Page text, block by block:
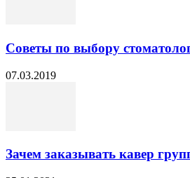
Советы по выбору
07.03.2019
Зачем заказывать кавер